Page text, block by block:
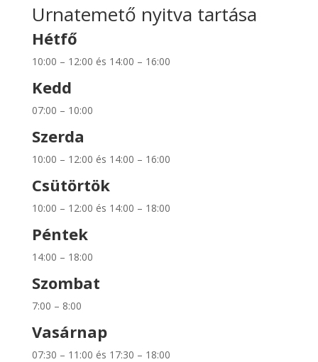
Urnatemető nyitva tartása
Hétfő
10:00 – 12:00 és 14:00 – 16:00
Kedd
07:00 – 10:00
Szerda
10:00 – 12:00 és 14:00 – 16:00
Csütörtök
10:00 – 12:00 és 14:00 – 18:00
Péntek
14:00 – 18:00
Szombat
7:00 – 8:00
Vasárnap
07:30 – 11:00 és 17:30 – 18:00